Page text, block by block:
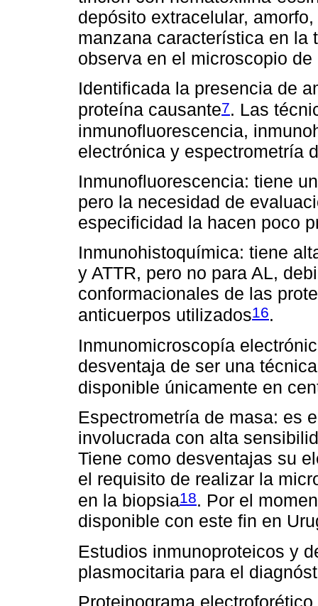
depósito extracelular,
manzana característica en la
observa en el microscopio
Identificada la presencia de
proteína causante7. Las
inmunofluorescencia,
electrónica y espectrometría
Inmunofluorescencia: tiene
pero la necesidad de
especificidad la hacen poco
Inmunohistoquímica: tiene
y ATTR, pero no para AL,
conformacionales de las
anticuerpos utilizados16.
Inmunomicroscopía
desventaja de ser una
disponible únicamente en
Espectrometría de masa: es
involucrada con alta
Tiene como desventajas su
el requisito de realizar la
en la biopsia18. Por el
disponible con este fin en
Estudios inmunoproteicos y
plasmocitaria para el
Proteinograma